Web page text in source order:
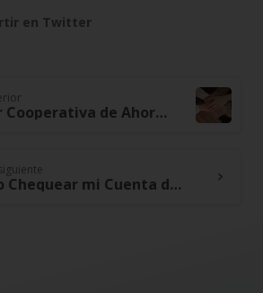
en Twitter
La mejor Cooperativa de Ahorro y Crédito
¿Cómo Chequear mi Cuenta de la Cooperativa?